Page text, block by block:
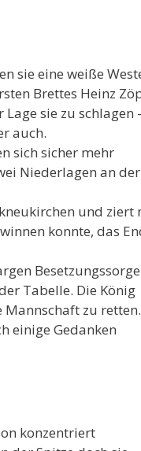
sie eine weiße
Brettes Heinz
sie zu schlagen
auch.
sich sicher mehr
Niederlagen an der
und ziert
konnte, das
Tabelle. Die König
Mannschaft zu
einige Gedanken
konzentriert